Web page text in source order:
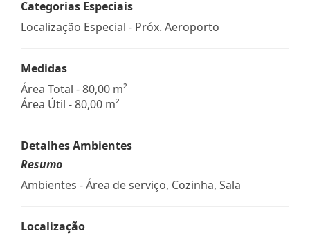
Categorias Especiais
Localização Especial - Próx. Aeroporto
Medidas
Área Total - 80,00 m²
Área Útil - 80,00 m²
Detalhes Ambientes
Resumo
Ambientes - Área de serviço, Cozinha, Sala
Localização